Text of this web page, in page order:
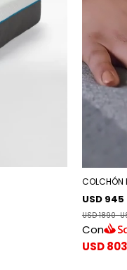
COLCHÓN
USD 945
USD 1890-
Con
USD 803